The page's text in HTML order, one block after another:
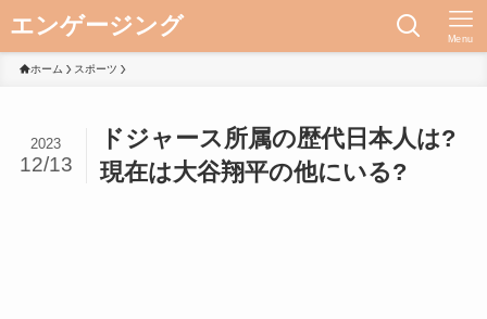
エンゲージング Menu
ホーム スポーツ
ドジャース所属の歴代日本人は?
現在は大谷翔平の他にいる?
2023
12/13